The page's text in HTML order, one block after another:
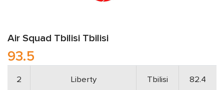
Air Squad Tbilisi Tbilisi
93.5
2 Liberty Tbilisi 82.4